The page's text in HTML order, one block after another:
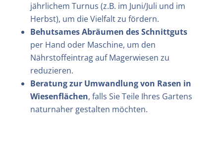
jährlichem Turnus (z.B. im Juni/Juli und im
Herbst), um die Vielfalt zu fördern.
Behutsames Abräumen des Schnittguts
per Hand oder Maschine, um den
Nährstoffeintrag auf Magerwiesen zu
reduzieren.
Beratung zur Umwandlung von Rasen in
Wiesenflächen, falls Sie Teile Ihres Gartens
naturnaher gestalten möchten.